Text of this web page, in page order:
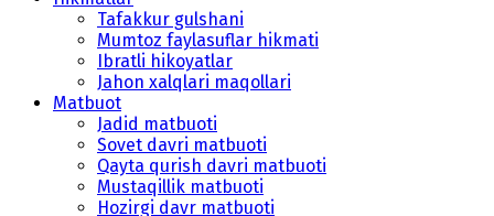
Tafakkur gulshani
Mumtoz faylasuflar hikmati
Ibratli hikoyatlar
Jahon xalqlari maqollari
Matbuot
Jadid matbuoti
Sovet davri matbuoti
Qayta qurish davri matbuoti
Mustaqillik matbuoti
Hozirgi davr matbuoti